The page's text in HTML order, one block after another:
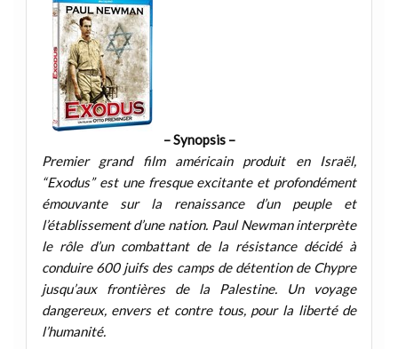
– Synopsis –
Premier grand film américain produit en Israël,
“Exodus” est une fresque excitante et profondément
émouvante sur la renaissance d’un peuple et
l’établissement d’une nation. Paul Newman interprète
le rôle d’un combattant de la résistance décidé à
conduire 600 juifs des camps de détention de Chypre
jusqu’aux frontières de la Palestine. Un voyage
dangereux, envers et contre tous, pour la liberté de
l’humanité.